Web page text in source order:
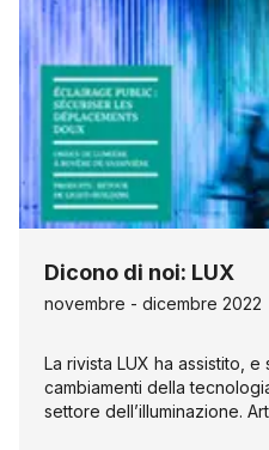
Dicono di noi: LUX
novembre - dicembre 2022
La rivista LUX ha assistito,
cambiamenti della
settore dell’illuminazione.